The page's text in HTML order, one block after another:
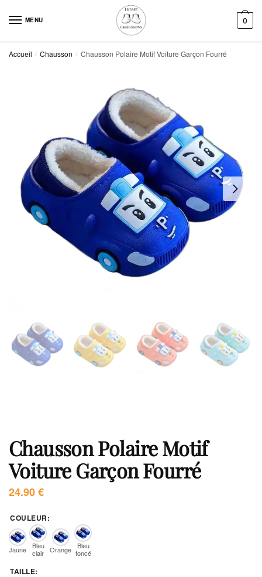
MENU 0
Accueil / Chausson / Chausson Polaire Motif Voiture Garçon Fourré
Chausson Polaire Motif
Voiture Garçon Fourré
24.90€
COULEUR:
Jaune
Bleu
clair
Orange
Bleu
foncé
TAILLE: